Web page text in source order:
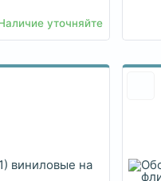
уточняйте